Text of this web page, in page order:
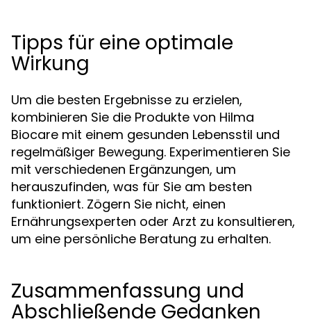
Tipps für eine optimale
Wirkung
Um die besten Ergebnisse zu erzielen,
kombinieren Sie die Produkte von Hilma
Biocare mit einem gesunden Lebensstil und
regelmäßiger Bewegung. Experimentieren Sie
mit verschiedenen Ergänzungen, um
herauszufinden, was für Sie am besten
funktioniert. Zögern Sie nicht, einen
Ernährungsexperten oder Arzt zu konsultieren,
um eine persönliche Beratung zu erhalten.
Zusammenfassung und
Abschließende Gedanken